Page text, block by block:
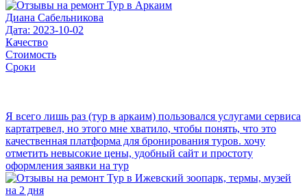
Диана Сабельникова
Дата: 2023-10-02
Качество
Стоимость
Сроки
Я всего лишь раз (тур в аркаим) пользовался услугами сервиса
картатревел, но этого мне хватило, чтобы понять, что это
качественная платформа для бронирования туров. хочу
отметить невысокие цены, удобный сайт и простоту
оформления заявки на тур